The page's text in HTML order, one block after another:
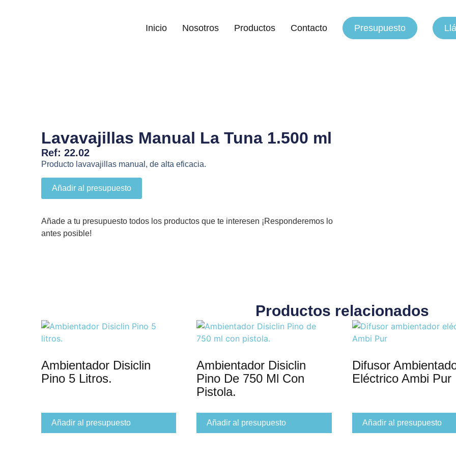
Inicio Nosotros Productos Contacto Presupuesto
Lavavajillas Manual La Tuna 1.500 ml
Ref: 22.02
Producto lavavajillas manual, de alta eficacia.
Añadir al presupuesto
Añade a tu presupuesto todos los productos que te interesen ¡Responderemos lo
antes posible!
Productos relacionados
Ambientador Disiclin
Pino 5 Litros.
Añadir al presupuesto
Ambientador Disiclin
Pino De 750 Ml Con
Pistola.
Añadir al presupuesto
Difusor
Eléctrico Ambi Pur
Añadir al presupuesto